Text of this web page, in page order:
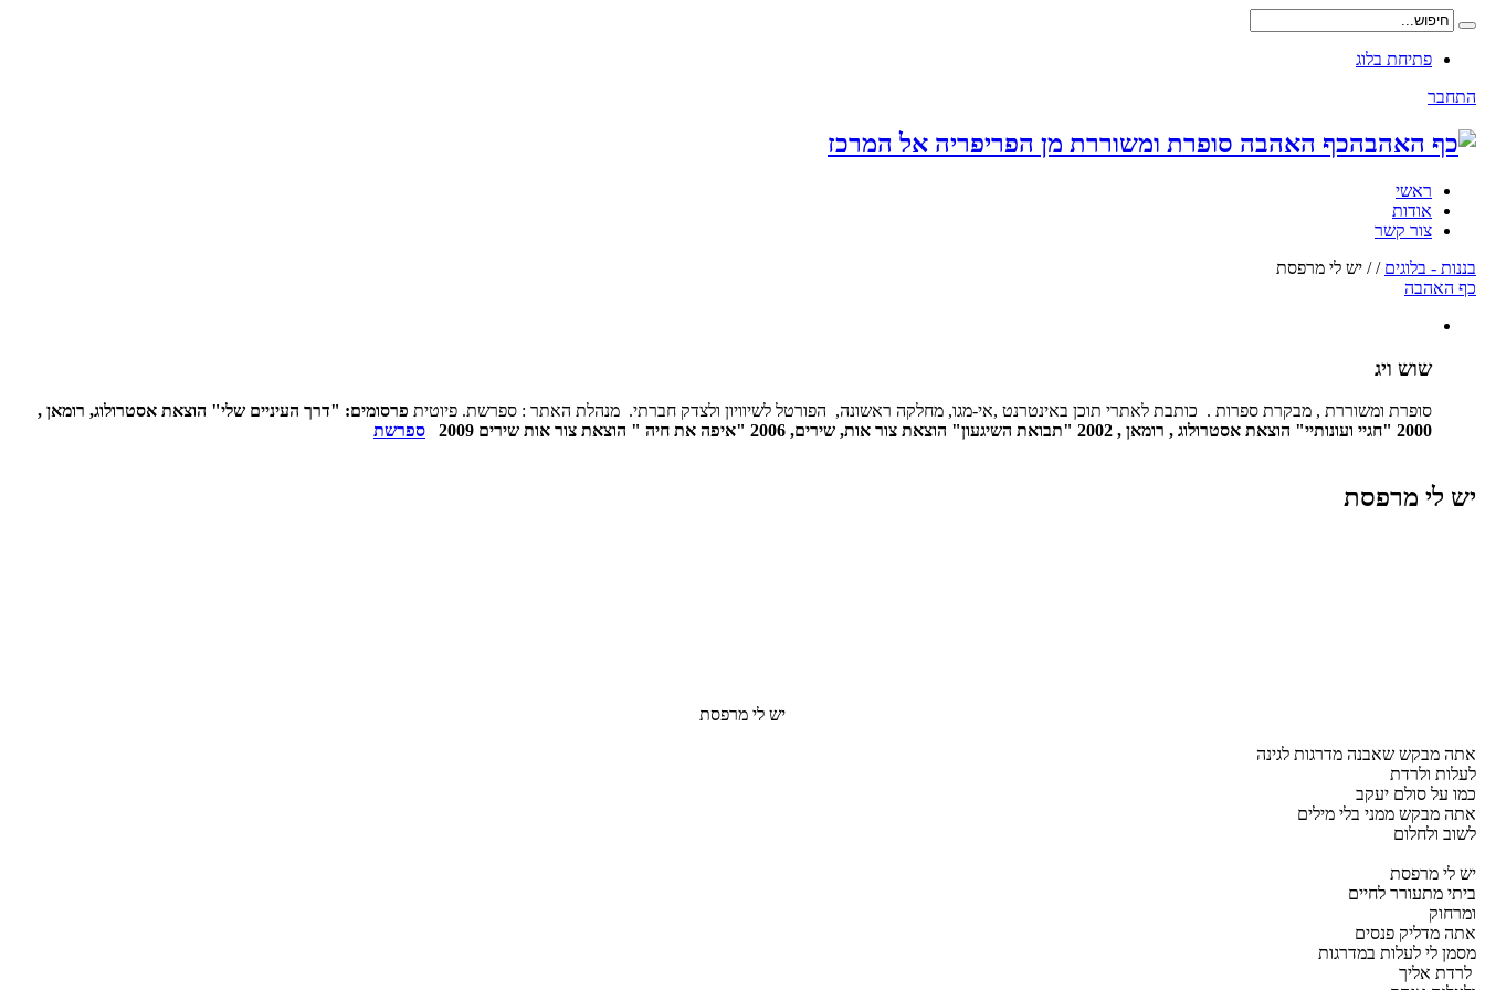
פתיחת בלוג
התחבר
כף האהבה סופרת ומשוררת מן הפריפריה אל המרכז
ראשי
אודות
צור קשר
בננות - בלוגים /
/ יש לי מרפסת
כף האהבה
שוש ויג
סופרת ומשוררת , מבקרת ספרות . כותבת לאתרי תוכן באינטרנט ,אי-מגו, מחלקה ראשונה, הפורטל לשיוויון ולצדק חברתי. מנהלת האתר : ספרשת. פיוטית פרסומים: "דרך העיניים שלי" הוצאת אסטרולוג, רומאן ,
2000 "חגיי ועונותיי" הוצאת אסטרולוג , רומאן , 2002 "תבואת השיגעון" הוצאת צור אות, שירים, 2006 "איפה את חיה " הוצאת צור אות שירים 2009
ספרשת
יש לי מרפסת
יש לי מרפסת
אתה מבקש שאבנה מדרגות לגינה
לעלות ולרדת
כמו על סולם יעקב
אתה מבקש ממני בלי מילים
לשוב ולחלום
יש לי מרפסת
ביתי מתעורר לחיים
ומרחוק
אתה מדליק פנסים
מסמן לי לעלות במדרגות
לרדת אליך